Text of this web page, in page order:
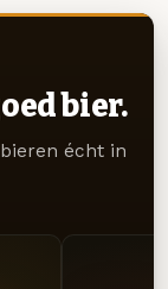
bier.
écht in